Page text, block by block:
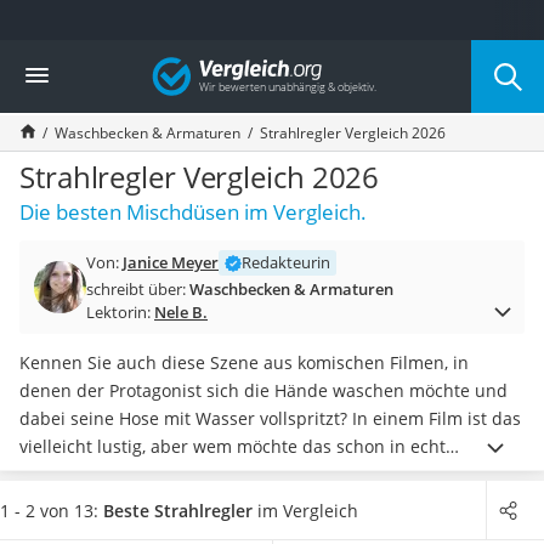
Die beliebtesten Vergleiche nach Kategorie
Wohnen
Matratzen-Topper
Matratzen
Konferenzlautsprecher
Tageslichtlampe
Badlüfter
Bürohocker
Außenleuchte mit Kamera
Akku-Tischlampe
Konferenzmikrofon
Klappmatratze
Duschkopf mit Kalkfilter
Aktenvernichter Sicherheitsstufe 4
Bettgitter
Vergleich
Waschbecken & Armaturen Strahlregler Vergleich 2026
Strahlregler Vergleich 2026
Die besten Mischdüsen im Vergleich.
Von: Janice Meyer
Redakteurin
schreibt über:Waschbecken & Armaturen
Lektorin: Nele B.
Kennen Sie auch diese Szene aus komischen Filmen, in
denen der Protagonist sich die Hände waschen möchte und
dabei seine Hose mit Wasser vollspritzt? In einem Film ist das
vielleicht lustig, aber wem möchte das schon in echt
passieren?Der Strahlregler ist der unbekannte Held, der
dafür sorgt, dass das Wasser gleichmäßig aus dem Hahn
1 - 2 von 13: Beste Strahlregler im Vergleich